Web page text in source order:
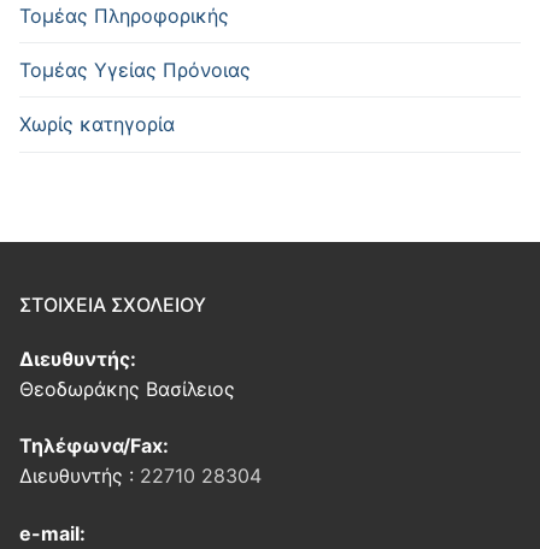
Τομέας Πληροφορικής
Τομέας Υγείας Πρόνοιας
Χωρίς κατηγορία
ΣΤΟΙΧΕΙΑ ΣΧΟΛΕΙΟΥ
Διευθυντής:
Θεοδωράκης Βασίλειος
Τηλέφωνα/Fax:
Διευθυντής : 22710 28304
e-mail: